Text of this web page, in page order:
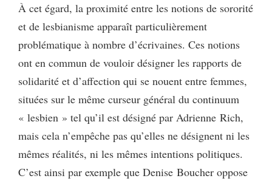
À cet égard, la proximité entre les notions de sororité
et de lesbianisme apparaît particulièrement
problématique à nombre d’écrivaines. Ces notions
ont en commun de vouloir désigner les rapports de
solidarité et d’affection qui se nouent entre femmes,
situées sur le même curseur général du continuum
« lesbien » tel qu’il est désigné par Adrienne Rich,
mais cela n’empêche pas qu’elles ne désignent ni les
mêmes réalités, ni les mêmes intentions politiques.
C’est ainsi par exemple que Denise Boucher oppose